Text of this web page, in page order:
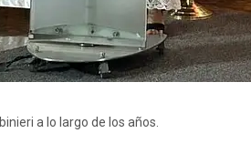
a lo largo de los años.